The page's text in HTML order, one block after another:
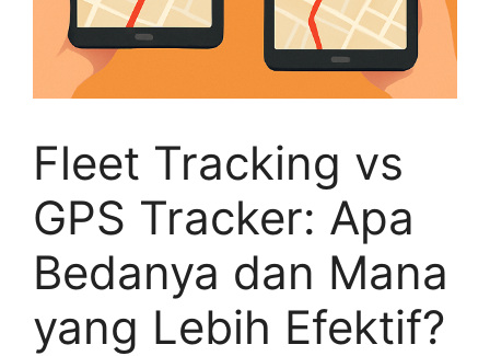
Fleet Tracking vs
GPS Tracker: Apa
Bedanya dan Mana
yang Lebih Efektif?